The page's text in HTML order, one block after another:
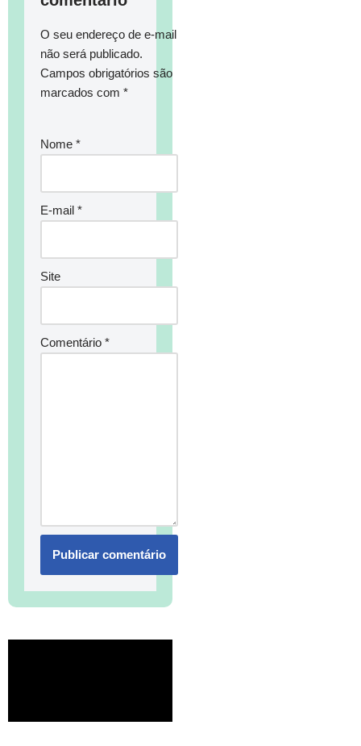
O seu endereço de e-mail
não será publicado.
Campos obrigatórios são
marcados com *
Nome *
E-mail *
Site
Comentário *